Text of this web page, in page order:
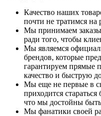
Качество наших
почти не тратимся на
Мы принимаем
ради того, чтобы
Мы являемся
брендов, которые
гарантируем прямые
качество и быструю
Мы еще не первые в
приходится
что мы достойны
Мы фанатики своей